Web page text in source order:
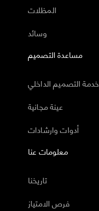
المظلات
وسائد
مساعدة التصميم
خدمة التصميم الداخلي
عينة مجانية
أدوات وارشادات
معلومات عنا
تاريخنا
فرص الامتياز